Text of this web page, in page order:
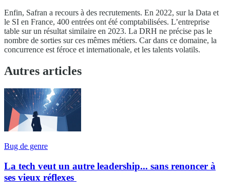
Enfin, Safran a recours à des recrutements. En 2022, sur la Data et
le SI en France, 400 entrées ont été comptabilisées. L’entreprise
table sur un résultat similaire en 2023. La DRH ne précise pas le
nombre de sorties sur ces mêmes métiers. Car dans ce domaine, la
concurrence est féroce et internationale, et les talents volatils.
Autres articles
Bug de genre
La tech veut un autre leadership... sans renoncer à
ses vieux réflexes